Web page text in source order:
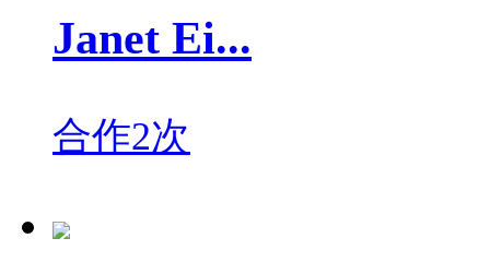
Janet Ei...
合作2次